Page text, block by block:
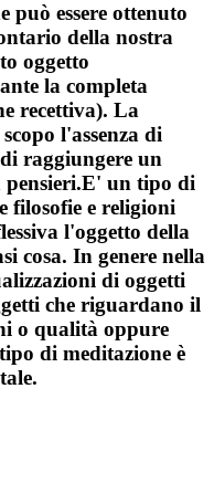
può essere ottenuto
della nostra
oggetto
la completa
recettiva). La
l'assenza di
raggiungere un
pensieri.E' un tipo di
filosofie e religioni
l'oggetto della
cosa. In genere nella
di oggetti
che riguardano il
o qualità oppure
di meditazione è